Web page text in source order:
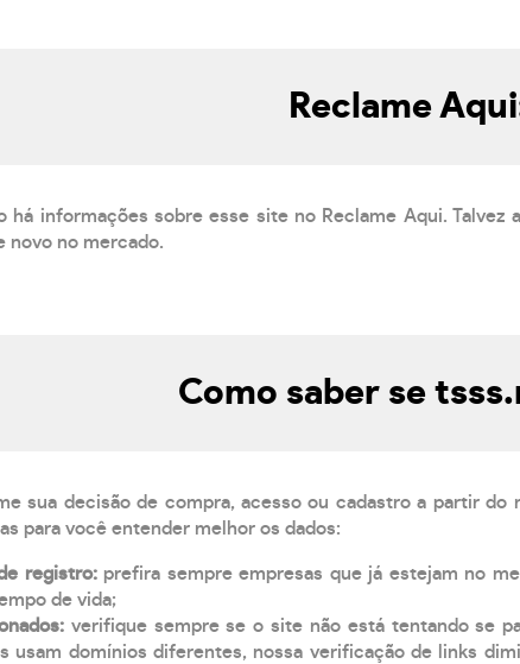
Reclame
há informações sobre esse site no Reclame Aqui.
novo no mercado.
Como saber se
sua decisão de compra, acesso ou cadastro a partir
para você entender melhor os dados:
registro: prefira sempre empresas que já estejam no
de vida;
verifique sempre se o site não está tentando se
usam domínios diferentes, nossa verificação de links